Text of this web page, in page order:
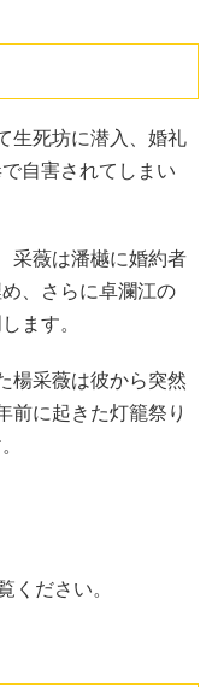
生死坊に潜入、婚礼
自害されてしまい
采薇は潘樾に婚約者
、さらに卓瀾江の
ます。
楊采薇は彼から突然
前に起きた灯籠祭り
ください。